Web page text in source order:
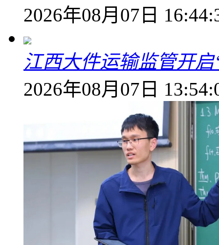
2026年08月07日
江西大件运输监管开
2026年08月07日